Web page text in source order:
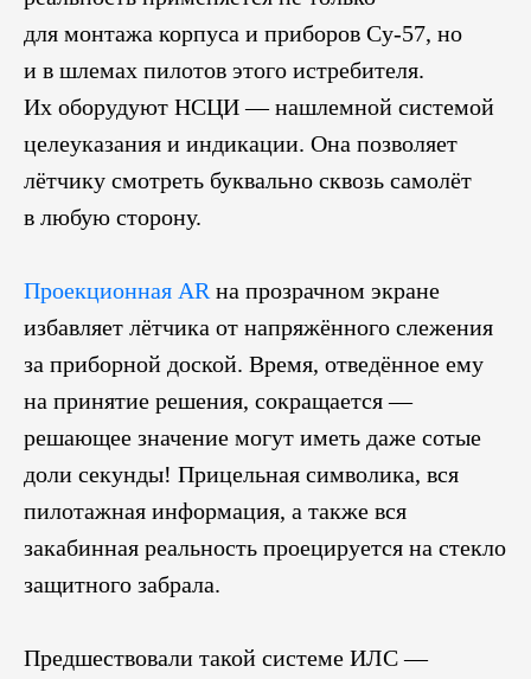
для монтажа корпуса и приборов Су-57, но
и в шлемах пилотов этого истребителя.
Их оборудуют НСЦИ — нашлемной системой
целеуказания и индикации. Она позволяет
лётчику смотреть буквально сквозь самолёт
в любую сторону.
Проекционная AR на прозрачном экране
избавляет лётчика от напряжённого слежения
за приборной доской. Время, отведённое ему
на принятие решения, сокращается —
решающее значение могут иметь даже сотые
доли секунды! Прицельная символика, вся
пилотажная информация, а также вся
закабинная реальность проецируется на стекло
защитного забрала.
Предшествовали такой системе ИЛС —